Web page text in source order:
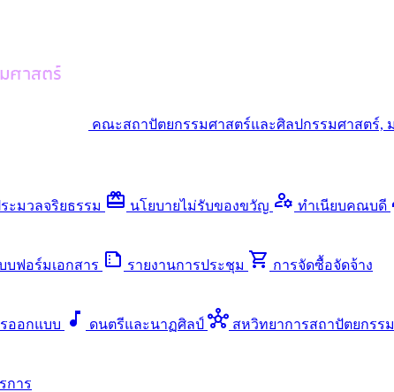
คณะสถาปัตยกรรมศาสตร์และศิลปกรรมศาสตร์,
ะมวลจริยธรรม redeem นโยบายไม่รับของขวัญ manage_accounts ทำเนียบคณบดี
บฟอร์มเอกสาร summarize รายงานการประชุม shopping_cart การจัดซื้อจัดจ้าง
ออกแบบ music_note ดนตรีและนาฏศิลป์ hub สหวิทยาการสถาปัตยกรร
การ